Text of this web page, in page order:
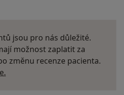
jsou pro nás důležité.
možnost zaplatit za
změnu recenze pacienta.